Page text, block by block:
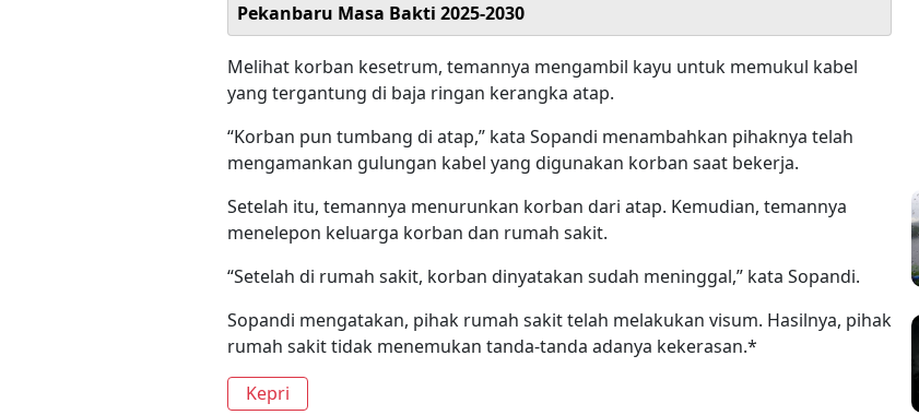
Pekanbaru Masa Bakti 2025-2030
Melihat korban kesetrum, temannya mengambil kayu untuk memukul kabel
yang tergantung di baja ringan kerangka atap.
“Korban pun tumbang di atap,” kata Sopandi menambahkan pihaknya telah
mengamankan gulungan kabel yang digunakan korban saat bekerja.
Setelah itu, temannya menurunkan korban dari atap. Kemudian, temannya
menelepon keluarga korban dan rumah sakit.
“Setelah di rumah sakit, korban dinyatakan sudah meninggal,” kata Sopandi.
Sopandi mengatakan, pihak rumah sakit telah melakukan visum. Hasilnya, pihak
rumah sakit tidak menemukan tanda-tanda adanya kekerasan.*
Kepri